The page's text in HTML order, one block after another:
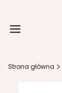
Strona główna